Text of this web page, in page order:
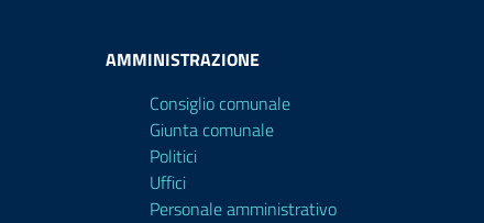
AMMINISTRAZIONE
Consiglio comunale
Giunta comunale
Politici
Uffici
Personale amministrativo